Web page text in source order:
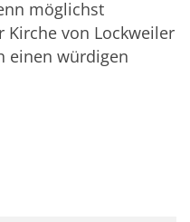
möglichst
Kirche von Lockweiler
einen würdigen